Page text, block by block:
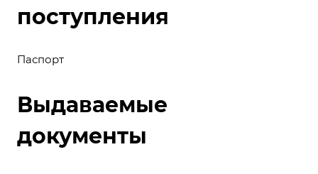
поступления
Паспорт
Выдаваемые
документы